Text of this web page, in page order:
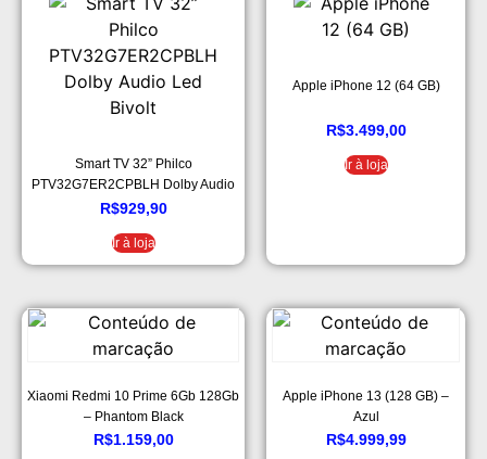
Smart TV 32” Philco
PTV32G7ER2CPBLH Dolby Audio
Led Bivolt
R$929,90
Ir à loja
Apple iPhone 12 (64 GB)
R$3.499,00
Ir à loja
Xiaomi Redmi 10 Prime 6Gb 128Gb
– Phantom Black
R$1.159,00
Apple iPhone 13 (128 GB) –
Azul
R$4.999,99